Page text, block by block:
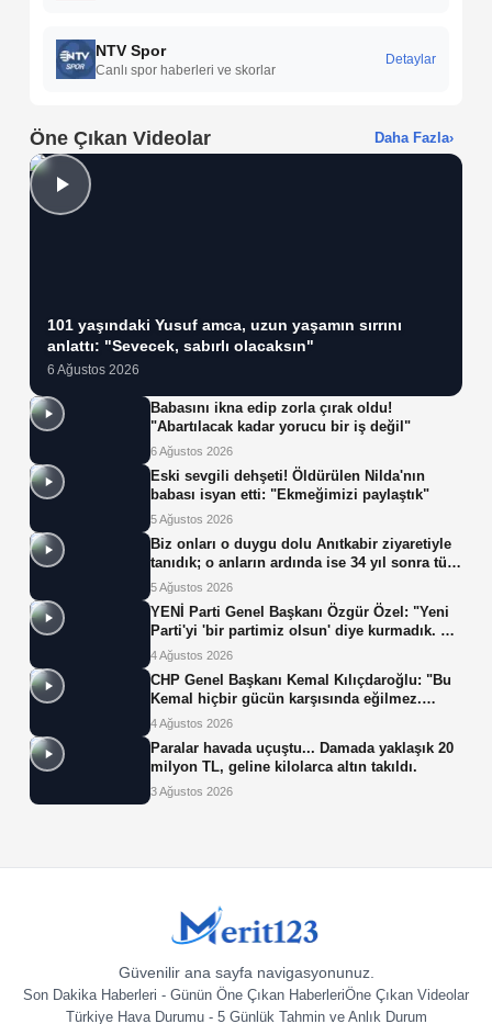
NTV Spor
Canlı spor haberleri ve skorlar
Detaylar
Öne Çıkan Videolar Daha Fazla›
101 yaşındaki Yusuf amca, uzun yaşamın sırrını
anlattı: "Sevecek, sabırlı olacaksın"
6 Ağustos 2026
Babasını ikna edip zorla çırak oldu!
"Abartılacak kadar yorucu bir iş değil"
6 Ağustos 2026
Eski sevgili dehşeti! Öldürülen Nilda'nın
babası isyan etti: "Ekmeğimizi paylaştık"
5 Ağustos 2026
Biz onları o duygu dolu Anıtkabir ziyaretiyle
tanıdık; o anların ardında ise 34 yıl sonra tüp
bebek tedavisiyle gelen çifte mucize yatıyor.
5 Ağustos 2026
YENİ Parti Genel Başkanı Özgür Özel: "Yeni
Parti'yi 'bir partimiz olsun' diye kurmadık. Biz
yeni partiyi iktidar olsun, milleti iktidara
4 Ağustos 2026
CHP Genel Başkanı Kemal Kılıçdaroğlu: "Bu
Kemal hiçbir gücün karşısında eğilmez.
Sadece haklının önünde eğiliriz."
4 Ağustos 2026
Paralar havada uçuştu... Damada yaklaşık 20
milyon TL, geline kilolarca altın takıldı.
3 Ağustos 2026
Güvenilir ana sayfa navigasyonunuz.
Son Dakika Haberleri - Günün Öne Çıkan HaberleriÖne Çıkan Videolar
Türkiye Hava Durumu - 5 Günlük Tahmin ve Anlık Durum